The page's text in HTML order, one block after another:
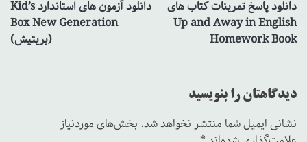
نوشته
دانلود پاسخ تمرینات کتاب های
Up and Away in English
Homework Book
دانلود آزمون های استاندارد Kid’s
Box New Generation
(بریتیش)
دیدگاهتان را بنویسید
نشانی ایمیل شما منتشر نخواهد شد. بخش‌های موردنیاز